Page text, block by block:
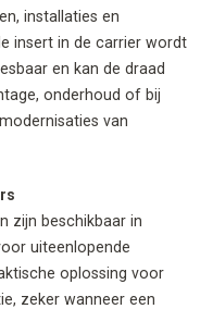
installaties en
insert in de carrier wordt
en kan de draad
onderhoud of bij
van
zijn beschikbaar in
uiteenlopende
oplossing voor
zeker wanneer een